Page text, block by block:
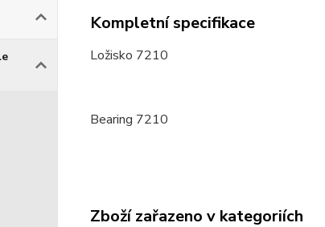
Kompletní specifikace
Ložisko 7210
Bearing 7210
Zboží zařazeno v kategoriích